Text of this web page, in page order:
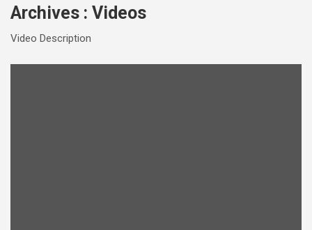
Archives : Videos
Video Description